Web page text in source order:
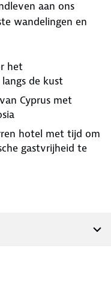
aan ons
wandelingen en
het
de kust
Cyprus met
hotel met tijd om
gastvrijheid te